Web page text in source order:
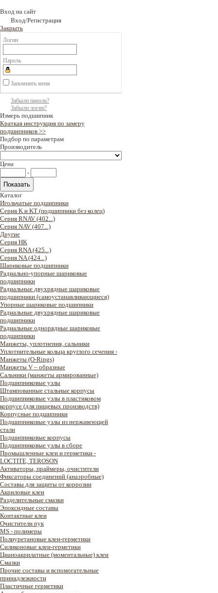
Вход на сайт
Вход/Регистрация
Закрыть
Логин
Пароль
Запомнить меня
Забыли пароль?
Забыли логин?
Измерь подшипник
Краткая инструкция по замеру
подшипников >>
Подбор по параметрам
Производитель
Цена
-
Каталог
Игольчатые подшипники
Серия K и KT (подшипники без колец)
Серия RNAV (402...)
Серия NAV (407...)
Другие
Серия HK
Серия RNA (425...)
Серия NA (424...)
Шариковые подшипники
Радиально-упорные шариковые
подшипники
Радиальные двухрядные шариковые
подшипники (самоустанавливающиеся)
Упорные шариковые подшипники
Радиальные двухрядные шариковые
подшипники
Радиальные однорядные шариковые
подшипники
Манжеты, уплотнения, сальники
Уплотнительные кольца круглого сечения -
Манжеты (O-Rings)
Манжеты V – образные
Сальники (манжеты армированные)
Подшипниковые узлы
Штампованные стальные корпусы
Подшипниковые узлы в пластиковом
корпусе (для пищевых производств)
Корпусные подшипники
Подшипниковые узлы из нержавеющей
стали
Подшипниковые корпусы
Подшипниковые узлы в сборе
Промышленные клеи и герметики -
LOCTITE, TEROSON
Активаторы, праймеры, очистители
Фиксаторы соединений (анаэробные)
Составы для защиты от коррозии
Акриловые клеи
Разделительные смазки
Эпоксидные составы
Контактные клеи
Очистители рук
MS - полимеры
Полиуретановые клеи-герметики
Силиконовые клеи-герметики
Цианоакрилатные (моментальные) клеи
Смазки
Прочие составы и вспомогательные
принадлежности
Пластичные герметики